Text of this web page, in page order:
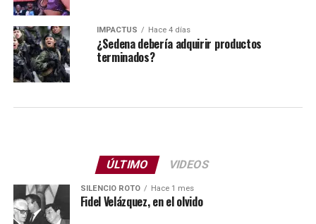
IMPACTUS Hace 4 días
¿Sedena debería adquirir productos
terminados?
ÚLTIMO VIDEOS
SILENCIO ROTO Hace 1 mes
Fidel Velázquez, en el olvido